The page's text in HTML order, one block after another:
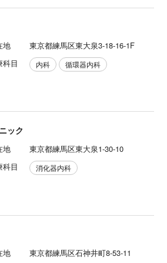
地
東京都練馬区東大泉3-18-16-1F
科目
内科 循環器内科
ック
地
東京都練馬区東大泉1-30-10
科目
消化器内科
地
東京都練馬区石神井町8-53-11